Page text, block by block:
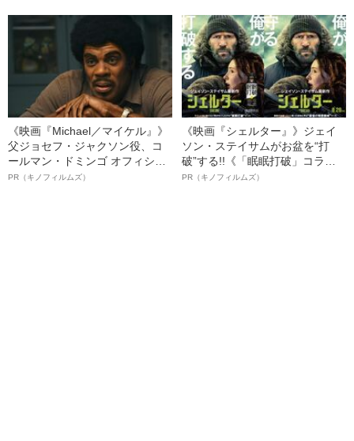
ト”が生み出した徹底ケアとは
《映画『Michael／マイケル』》
父ジョセフ・ジャクソン役、コ
ールマン・ドミンゴ オフィシャ
ルインタビュー“観客を魅了した
PR（キノフィルムズ）
《映画『シェルター』》ジェイ
ソン・ステイサムがお盆を“打
破”する!!《「眠眠打破」コラ
ボ》
PR（キノフィルムズ）